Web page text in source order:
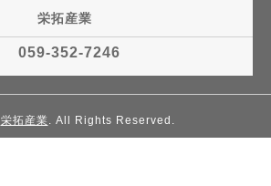
栄拓産業
059-352-7246
栄拓産業. All Rights Reserved.